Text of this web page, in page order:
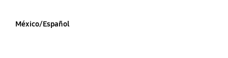
México/Español